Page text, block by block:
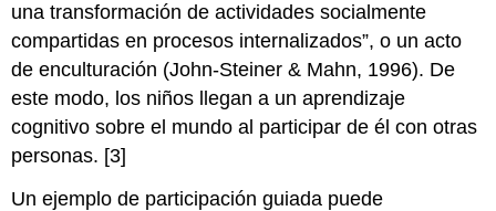
una transformación de actividades socialmente
compartidas en procesos internalizados”, o un acto
de enculturación (John-Steiner & Mahn, 1996). De
este modo, los niños llegan a un aprendizaje
cognitivo sobre el mundo al participar de él con otras
personas. [3]
Un ejemplo de participación guiada puede